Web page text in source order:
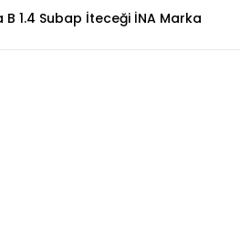
B 1.4 Subap İteceği İNA Marka